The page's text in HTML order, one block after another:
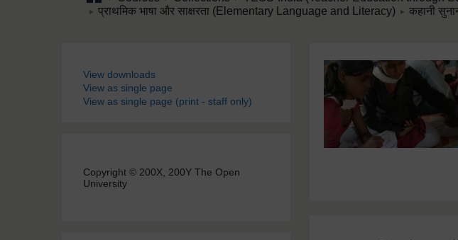
► प्राथमिक भाषा और साक्षरता (Elementary Language and Literacy) ► कहानी
View downloads
View as single page
View as single page (print - staff only)
Copyright © 200X, 200Y The Open
University